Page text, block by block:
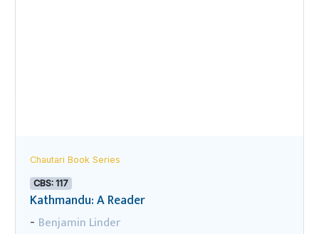
Chautari Book Series
CBS: 117
Kathmandu: A Reader
- Benjamin Linder